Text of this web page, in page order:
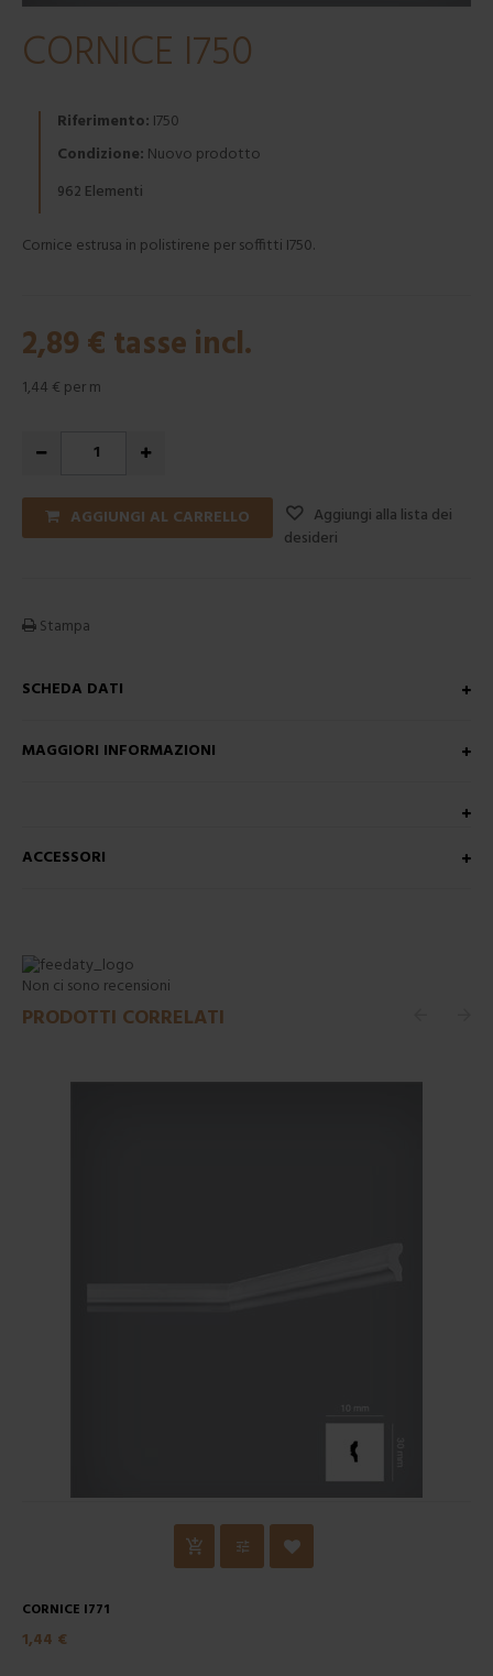
CORNICE I750
Riferimento: I750
Condizione: Nuovo prodotto
962 Elementi
Cornice estrusa in polistirene per soffitti I750.
2,89 € tasse incl.
1,44 € per m
AGGIUNGI AL CARRELLO
Aggiungi alla lista dei
desideri
Stampa
SCHEDA DATI
MAGGIORI INFORMAZIONI
ACCESSORI
Non ci sono recensioni
PRODOTTI CORRELATI
CORNICE I771
1,44 €